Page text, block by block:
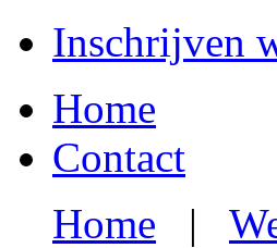
Inschrijven
Home
Contact
Home |